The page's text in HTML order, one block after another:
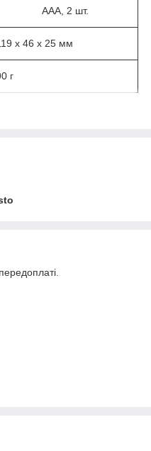
ААА, 2 шт.
x 46 x 25 мм
г